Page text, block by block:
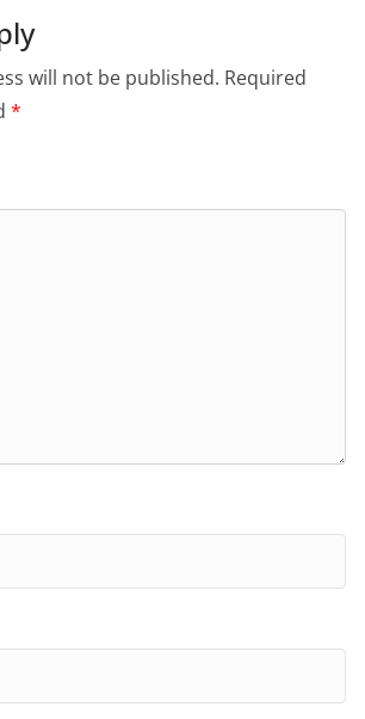
will not be published. Required
*